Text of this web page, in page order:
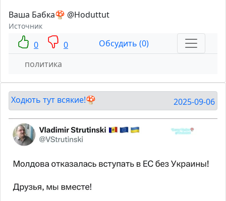
Ваша Бабка🍄 @Hoduttut
Источник
0 0
Обсудить (0)
политика
Ходють тут всякие!🍄 2025-09-06